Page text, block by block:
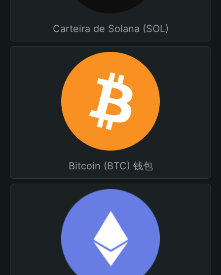
Carteira de Solana (SOL)
Bitcoin (BTC) 钱包